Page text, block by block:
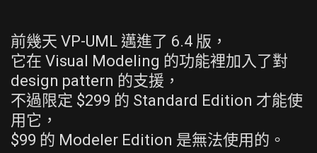
前幾天 VP-UML 邁進了 6.4 版，
它在 Visual Modeling 的功能裡加入了對
design pattern 的支援，
不過限定 $299 的 Standard Edition 才能使
用它，
$99 的 Modeler Edition 是無法使用的。